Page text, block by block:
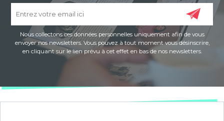
Nous collectons ces données personnelles uniquement afin de vous
envoyer nos newsletters. Vous pouvez à tout moment vous désinscrire,
en cliquant sur le lien prévu à cet effet en bas de nos newsletters.